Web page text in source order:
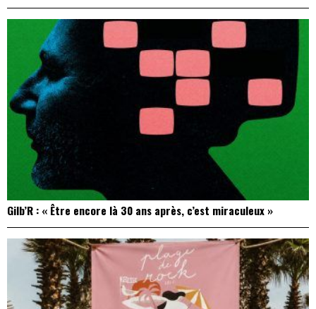
Gilb’R : « Être encore là 30 ans après, c’est miraculeux »